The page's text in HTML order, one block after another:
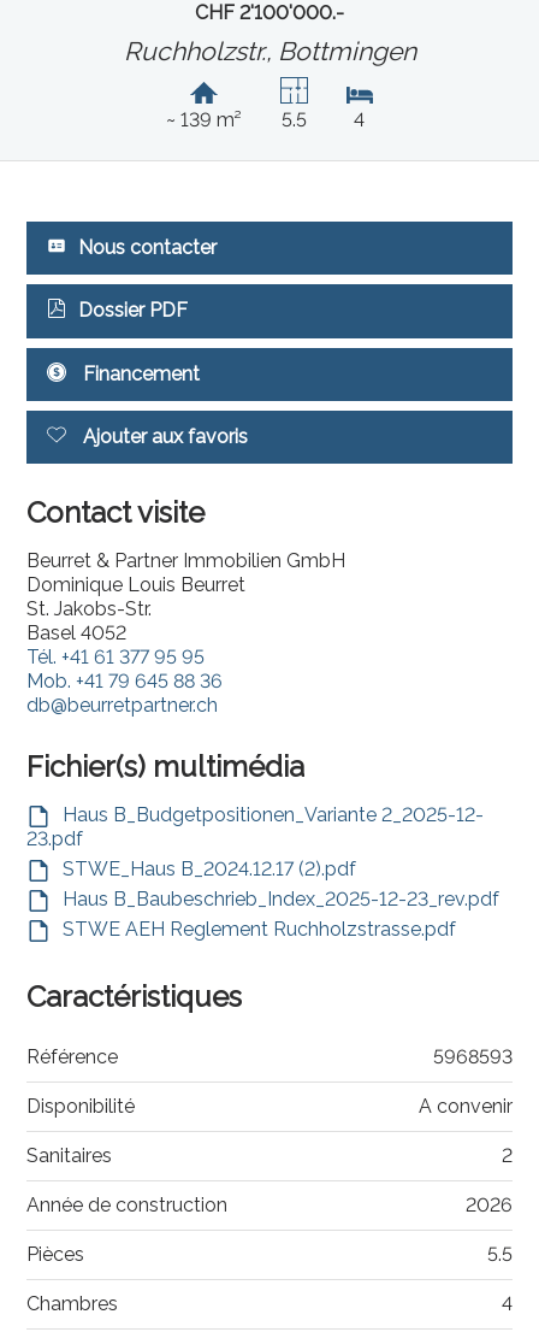
CHF 2'100'000.-
Ruchholzstr., Bottmingen
~ 139 m² 5.5 4
Nous contacter
Dossier PDF
Financement
Ajouter aux favoris
Contact visite
Beurret & Partner Immobilien GmbH
Dominique Louis Beurret
St. Jakobs-Str.
Basel 4052
Tél.+41 61 377 95 95
Mob.+41 79 645 88 36
db@beurretpartner.ch
Fichier(s) multimédia
Haus B_Budgetpositionen_Variante 2_2025-12-
23.pdf
STWE_Haus B_2024.12.17 (2).pdf
Haus B_Baubeschrieb_Index_2025-12-23_rev.pdf
STWE AEH Reglement Ruchholzstrasse.pdf
Caractéristiques
Référence 5968593
Disponibilité A convenir
Sanitaires 2
Année de construction 2026
Pièces 5.5
Chambres 4